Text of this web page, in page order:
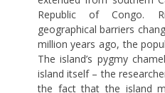
Republic of Congo.
geographical barriers
million years ago, the
The island’s pygmy
island itself – the
the fact that the island